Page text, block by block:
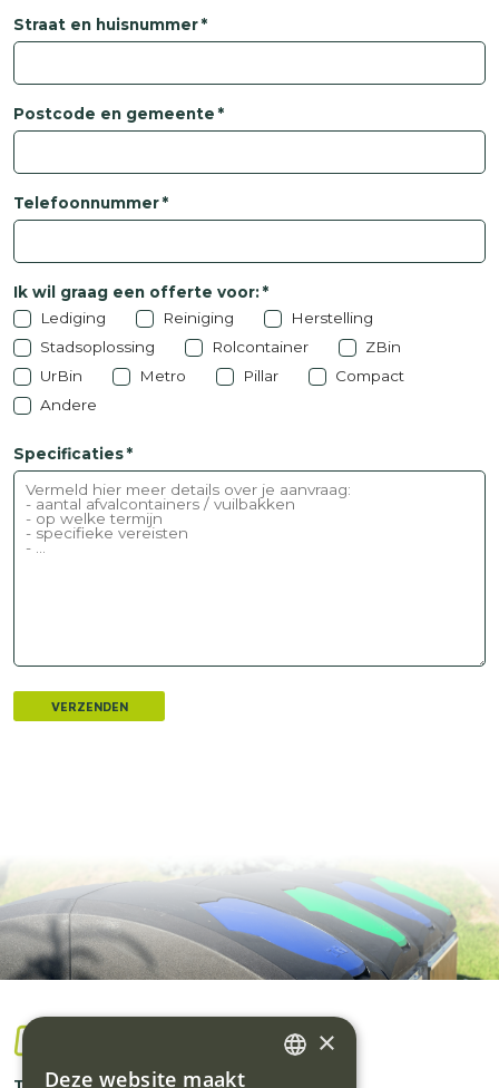
Straat en huisnummer
Postcode en gemeente
Telefoonnummer
Ik wil graag een offerte voor:
Lediging
Reiniging
Herstelling
Stadsoplossing
Rolcontainer
ZBin
UrBin
Metro Pillar
Compact
Andere
Specificaties
×
Deze website maakt